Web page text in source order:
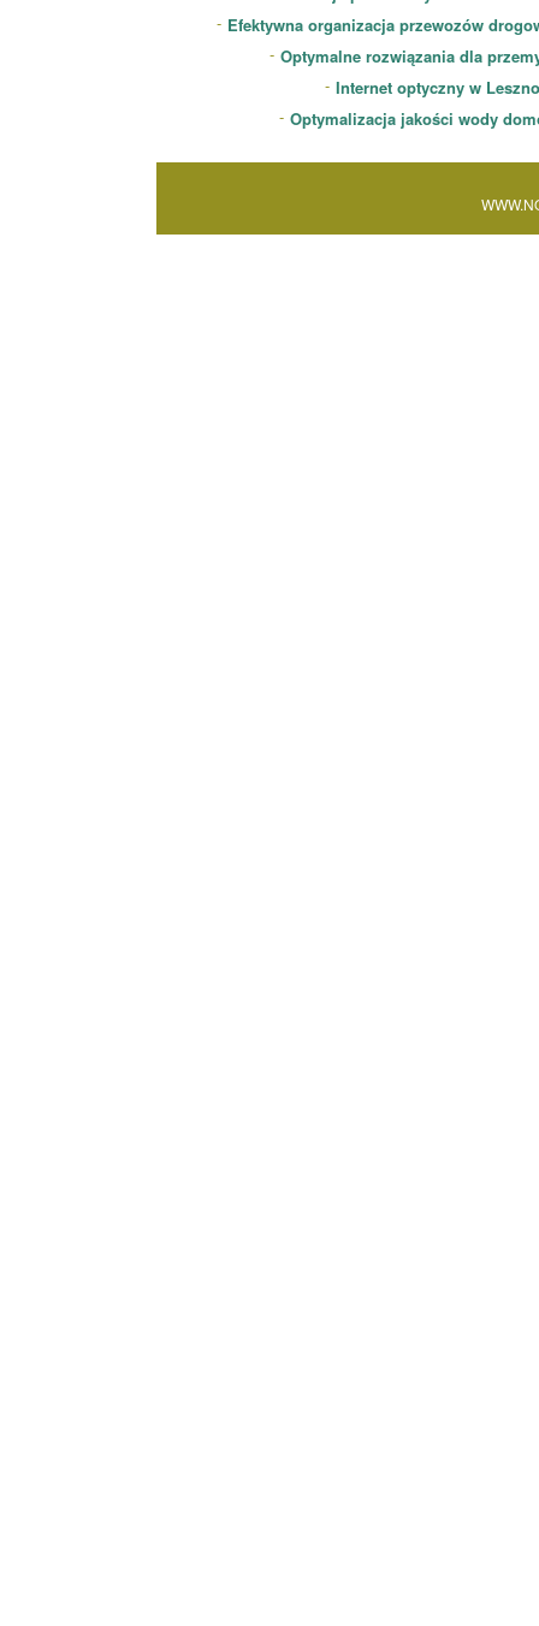
Efektywna organizacja przewozów
Optymalne rozwiązania dla
Internet optyczny w
Optymalizacja jakości wody